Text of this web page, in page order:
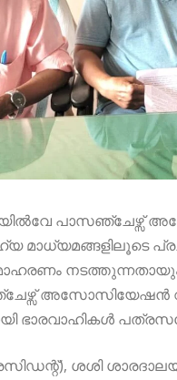
മാധ്യമങ്ങളിലൂടെ
നടത്തുന്നതായും
അസോസിയേഷൻ
ഭാരവാഹികൾ
ശശി